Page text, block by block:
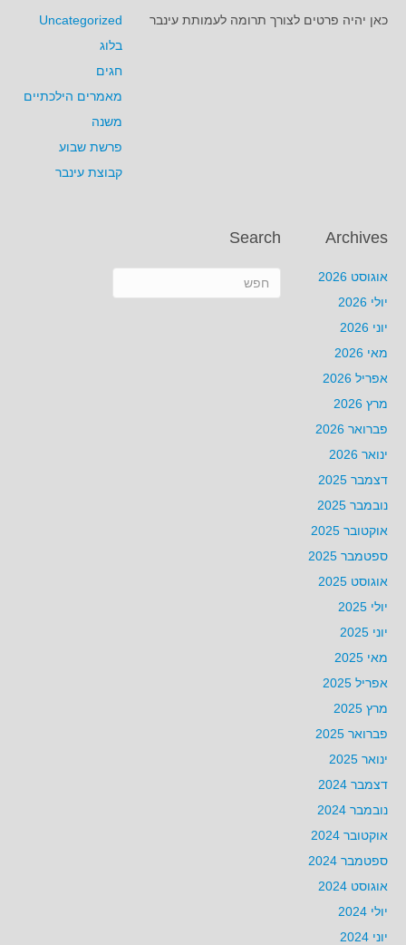
כאן יהיה פרטים לצורך תרומה לעמותת עינבר
Uncategorized
בלוג
חגים
מאמרים הילכתיים
משנה
פרשת שבוע
קבוצת עינבר
Archives
אוגוסט 2026
יולי 2026
יוני 2026
מאי 2026
אפריל 2026
מרץ 2026
פברואר 2026
ינואר 2026
דצמבר 2025
נובמבר 2025
אוקטובר 2025
ספטמבר 2025
אוגוסט 2025
יולי 2025
יוני 2025
מאי 2025
אפריל 2025
מרץ 2025
פברואר 2025
ינואר 2025
דצמבר 2024
נובמבר 2024
אוקטובר 2024
ספטמבר 2024
אוגוסט 2024
יולי 2024
יוני 2024
Search